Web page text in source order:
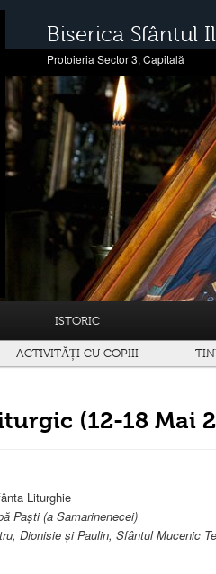
Biserica Sfântul
Protoieria Sector 3, Capitală
ISTORIC
ACTIVITĂȚI CU COPIII
(12-18 Mai
Liturghie
Paști (a Samarinenecei)
Dionisie și Paulin, Sfântul Mucenic